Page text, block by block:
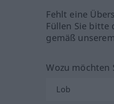
Fehlt eine
Füllen Sie bitte
gemäß
Wozu möchten